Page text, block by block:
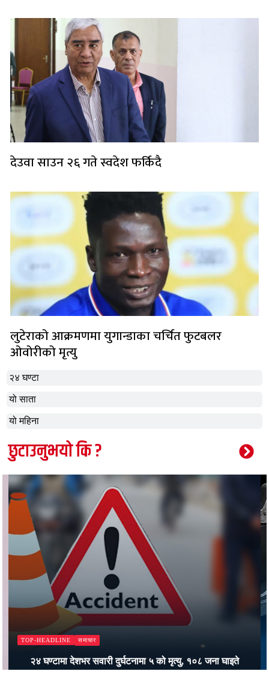
२४ घण्टा
यो साता
यो महिना
देउवा साउन २६ गते स्वदेश फर्किदै
लुटेराको आक्रमणमा युगान्डाका चर्चित फुटबलर
ओवोरीको मृत्यु
छुटाउनुभयो कि ?
TOP-HEADLINE समाचार
२४ घण्टामा देशभर सवारी दुर्घटनामा ५ को मृत्यु, १०८ जना घाइते